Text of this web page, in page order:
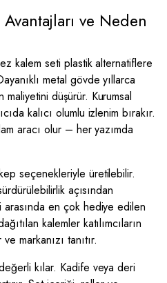
ve Neden
kalem seti plastik alternatiflere
metal gövde yıllarca
maliyetini düşürür. Kurumsal
kalıcı olumlu izlenim bırakır.
aracı olur – her yazımda
seçenekleriyle üretilebilir.
açısından
arasında en çok hediye edilen
kalemler katılımcıların
markanızı tanıtır.
kılar. Kadife veya deri